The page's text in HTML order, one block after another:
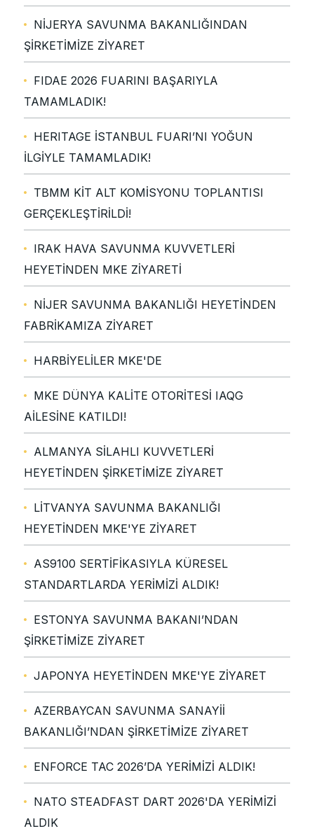
NİJERYA SAVUNMA BAKANLIĞINDAN
ŞİRKETİMİZE ZİYARET
FIDAE 2026 FUARINI BAŞARIYLA
TAMAMLADIK!
HERITAGE İSTANBUL FUARI’NI YOĞUN
İLGİYLE TAMAMLADIK!
TBMM KİT ALT KOMİSYONU TOPLANTISI
GERÇEKLEŞTİRİLDİ!
IRAK HAVA SAVUNMA KUVVETLERİ
HEYETİNDEN MKE ZİYARETİ
NİJER SAVUNMA BAKANLIĞI HEYETİNDEN
FABRİKAMIZA ZİYARET
HARBİYELİLER MKE'DE
MKE DÜNYA KALİTE OTORİTESİ IAQG
AİLESİNE KATILDI!
ALMANYA SİLAHLI KUVVETLERİ
HEYETİNDEN ŞİRKETİMİZE ZİYARET
LİTVANYA SAVUNMA BAKANLIĞI
HEYETİNDEN MKE'YE ZİYARET
AS9100 SERTİFİKASIYLA KÜRESEL
STANDARTLARDA YERİMİZİ ALDIK!
ESTONYA SAVUNMA BAKANI’NDAN
ŞİRKETİMİZE ZİYARET
JAPONYA HEYETİNDEN MKE'YE ZİYARET
AZERBAYCAN SAVUNMA SANAYİİ
BAKANLIĞI’NDAN ŞİRKETİMİZE ZİYARET
ENFORCE TAC 2026’DA YERİMİZİ ALDIK!
NATO STEADFAST DART 2026'DA YERİMİZİ
ALDIK